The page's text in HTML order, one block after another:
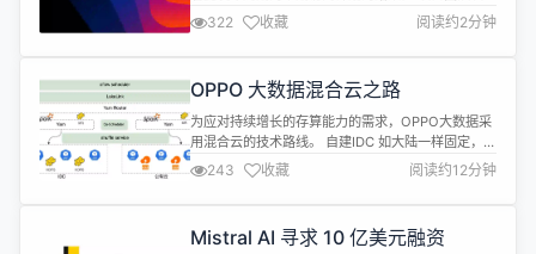
定，从 2025.2 开始将 communications分为两个
不同但同样重要的部分，部分亮点如下： “What’s
New”页面现在将重点概述最具影响力的更新。 此版
JSpeci...
322 收藏 阅读约2分钟
OPPO 大数据混合云之路
为应对持续增长的存算能力的需求，OPPO大数据采
用混合云的技术路线。 自建IDC 如大陆一样固定，但
是大数据算力需求，有着明显的潮汐模式；云计算的
模式犹如海上方舟，任凭潮涨潮落，仍然能从容应
对。OPPO大数据就是结合了两者的各自优势，坚若
在混合云底座之间指哪打哪，极致弹性，远非简单的
243 收藏 阅读约12分钟
Mistral AI 寻求 10 亿美元融资